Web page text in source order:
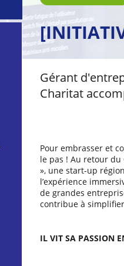
Gérant
Charitat
Pour embrasser et
le pas ! Au retour du
», une start-up
l’expérience
de grandes
contribue à
IL VIT SA PASSION